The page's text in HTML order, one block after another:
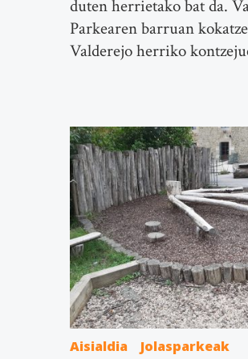
duten herrietako bat da.
Parkearen barruan
Valderejo herriko
Aisialdia Jolasparkeak